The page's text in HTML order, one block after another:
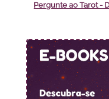
Pergunte ao Tarot -